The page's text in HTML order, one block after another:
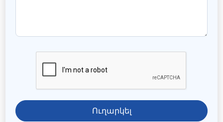
Ուղարկել